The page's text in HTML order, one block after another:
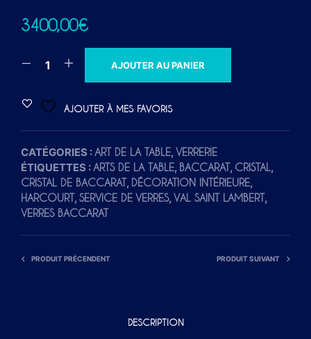
3400,00€
AJOUTER AU PANIER
R
A
T
:
AJOUTER À MES FAVORIS
CATÉGORIES :ART DE LA TABLE, VERRERIE
ÉTIQUETTES :ARTS DE LA TABLE, BACCARAT, CRISTAL,
CRISTAL DE BACCARAT, DÉCORATION INTÉRIEURE,
HARCOURT, SERVICE DE VERRES, VAL SAINT LAMBERT,
VERRES BACCARAT
PRODUIT PRÉCENDENT PRODUIT SUIVANT
DESCRIPTION